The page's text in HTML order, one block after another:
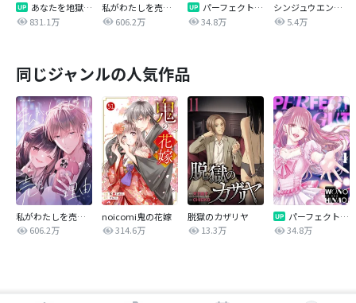
あなたを地獄に堕とすまで
831.1万
私がわたしを売る理由
606.2万
パーフェクトグリッター
34.8万
シンジュウエンド【タテヨミ】
5.4万
同じジャンルの人気作品
私がわたしを売る理由
606.2万
noicomi鬼の花嫁
314.6万
脱獄のカザリヤ
13.3万
パーフェクトグリッター
34.8万